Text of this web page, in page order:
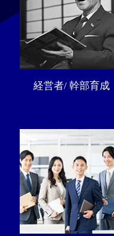
経営者/ 幹部育成